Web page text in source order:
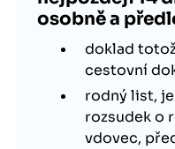
osobně a
doklad
cestovní
rodný list,
rozsudek o
vdovec,